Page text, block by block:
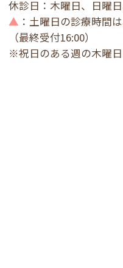
休診日：木曜日、日曜
▲ ：土曜日の診療時間
（最終受付16:00）
※祝日のある週の木曜